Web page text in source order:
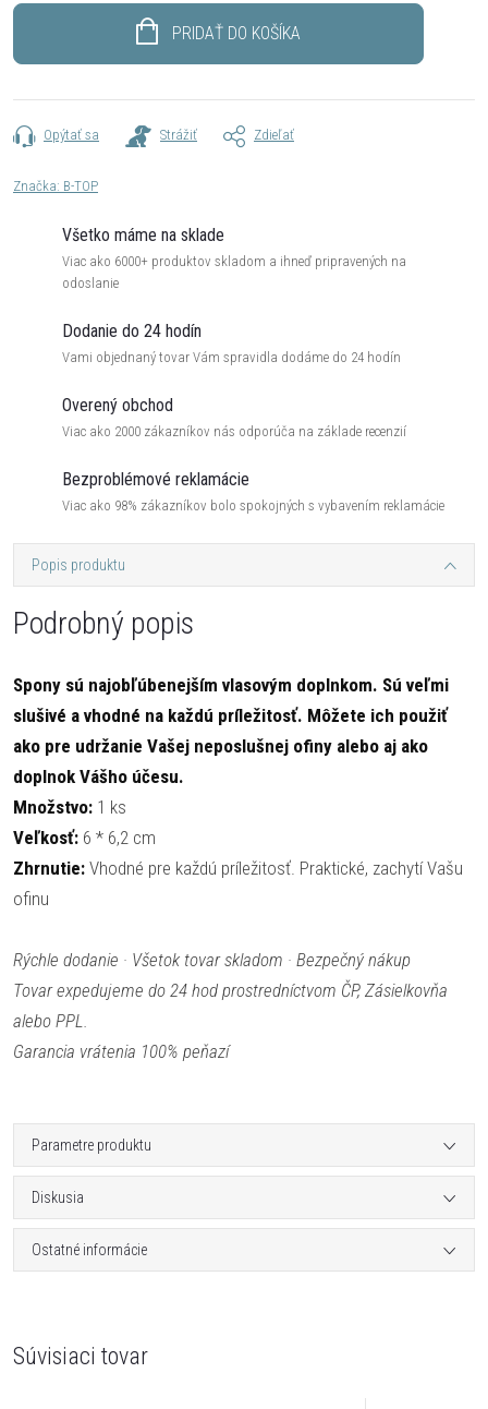
PRIDAŤ DO KOŠÍKA
Opýtať sa Strážiť Zdieľať
Značka: B-TOP
Všetko máme na sklade
Viac ako 6000+ produktov skladom a ihneď pripravených na
odoslanie
Dodanie do 24 hodín
Vami objednaný tovar Vám spravidla dodáme do 24 hodín
Overený obchod
Viac ako 2000 zákazníkov nás odporúča na základe recenzií
Bezproblémové reklamácie
Viac ako 98% zákazníkov bolo spokojných s vybavením reklamácie
Popis produktu
Podrobný popis
Spony sú najobľúbenejším vlasovým doplnkom. Sú veľmi
slušivé a vhodné na každú príležitosť. Môžete ich použiť
ako pre udržanie Vašej neposlušnej ofiny alebo aj ako
doplnok Vášho účesu.
Množstvo: 1 ks
Veľkosť: 6 * 6,2 cm
Zhrnutie: Vhodné pre každú príležitosť. Praktické, zachytí Vašu
ofinu
Rýchle dodanie · Všetok tovar skladom · Bezpečný nákup
Tovar expedujeme do 24 hod prostredníctvom ČP, Zásielkovňa
alebo PPL.
Garancia vrátenia 100% peňazí
Parametre produktu
Diskusia
Ostatné informácie
Súvisiaci tovar